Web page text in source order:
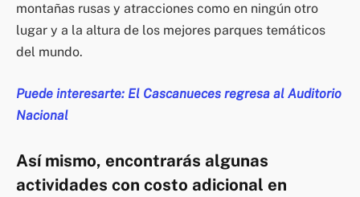
montañas rusas y atracciones como en ningún otro
lugar y a la altura de los mejores parques temáticos
del mundo.
Puede interesarte: El Cascanueces regresa al Auditorio
Nacional
Así mismo, encontrarás algunas
actividades con costo adicional en